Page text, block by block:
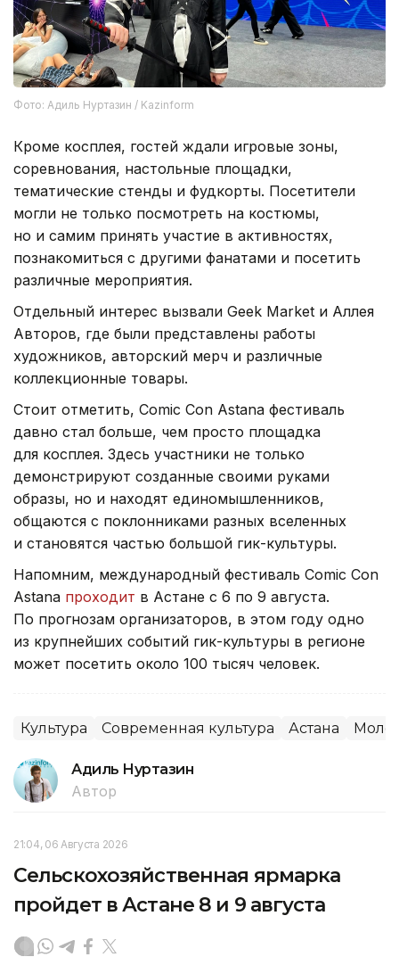
Фото: Адиль Нуртазин / Kazinform
Кроме косплея, гостей ждали игровые зоны,
соревнования, настольные площадки,
тематические стенды и фудкорты. Посетители
могли не только посмотреть на костюмы,
но и самим принять участие в активностях,
познакомиться с другими фанатами и посетить
различные мероприятия.
Отдельный интерес вызвали Geek Market и Аллея
Авторов, где были представлены работы
художников, авторский мерч и различные
коллекционные товары.
Стоит отметить, Comic Con Astana фестиваль
давно стал больше, чем просто площадка
для косплея. Здесь участники не только
демонстрируют созданные своими руками
образы, но и находят единомышленников,
общаются с поклонниками разных вселенных
и становятся частью большой гик-культуры.
Напомним, международный фестиваль Comic Con
Astana проходит в Астане с 6 по 9 августа.
По прогнозам организаторов, в этом году одно
из крупнейших событий гик-культуры в регионе
может посетить около 100 тысяч человек.
Культура Современная культура Астана
Адиль Нуртазин
Автор
21:04, 06 Августа 2026
Сельскохозяйственная ярмарка
пройдет в Астане 8 и 9 августа